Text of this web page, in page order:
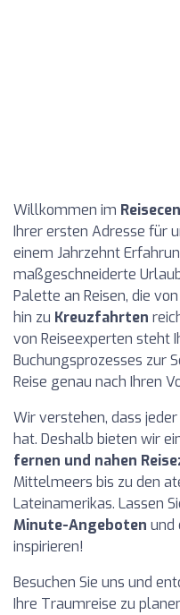
Willkommen im
Ihrer ersten Adresse für
einem Jahrzehnt
maßgeschneiderte
Palette an Reisen, die von
hin zu Kreuzfahrten
von Reiseexperten steht
Buchungsprozesses zur
Reise genau nach Ihren
Wir verstehen, dass
hat. Deshalb bieten wir
fernen und nahen
Mittelmeers bis zu den
Lateinamerikas. Lassen
Minute-Angeboten und
inspirieren!
Besuchen Sie uns und
Ihre Traumreise zu